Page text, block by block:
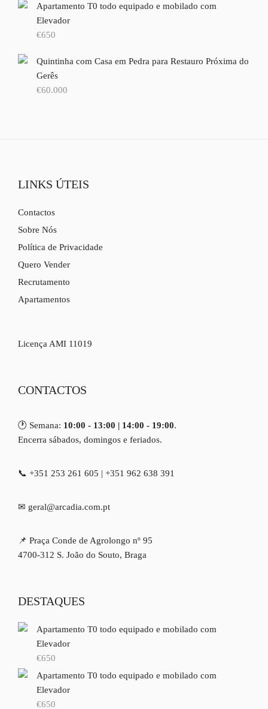
Apartamento T0 todo equipado e mobilado com
Elevador
€650
Quintinha com Casa em Pedra para Restauro Próxima do
Gerês
€60.000
LINKS ÚTEIS
Contactos
Sobre Nós
Política de Privacidade
Quero Vender
Recrutamento
Apartamentos
Licença AMI 11019
CONTACTOS
🕐 Semana: 10:00 - 13:00 | 14:00 - 19:00.
Encerra sábados, domingos e feriados.
📞 +351 253 261 605 | +351 962 638 391
✉ geral@arcadia.com.pt
📌 Praça Conde de Agrolongo nº 95
4700-312 S. João do Souto, Braga
DESTAQUES
Apartamento T0 todo equipado e mobilado com
Elevador
€650
Apartamento T0 todo equipado e mobilado com
Elevador
€650